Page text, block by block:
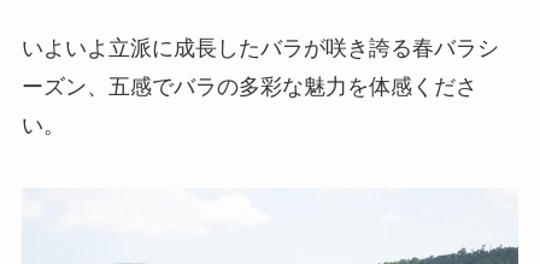
いよいよ立派に成長したバラが咲き誇る春バラシ
ーズン、五感でバラの多彩な魅力を体感くださ
い。